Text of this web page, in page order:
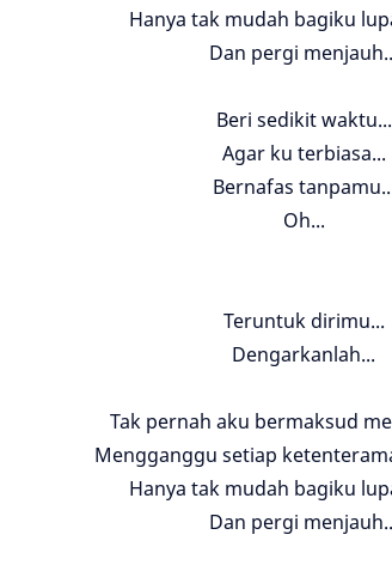
Hanya tak mudah bagiku
Dan pergi
Beri sedikit waktu...
Agar ku terbiasa...
Bernafas
Oh...
Teruntuk dirimu...
Dengarkanlah...
Tak pernah aku bermaksud
Mengganggu setiap
Hanya tak mudah bagiku
Dan pergi